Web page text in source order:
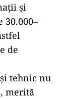
și
de
tehnic nu
merită